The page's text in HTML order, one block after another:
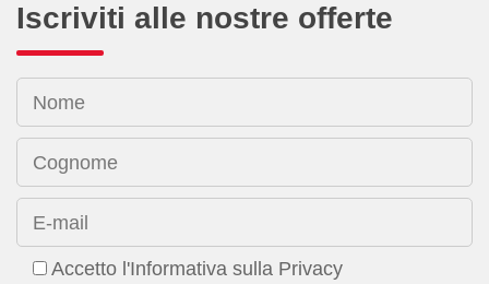
Iscriviti alle nostre offerte
Nome
Cognome
E-mail
Accetto l'Informativa sulla Privacy